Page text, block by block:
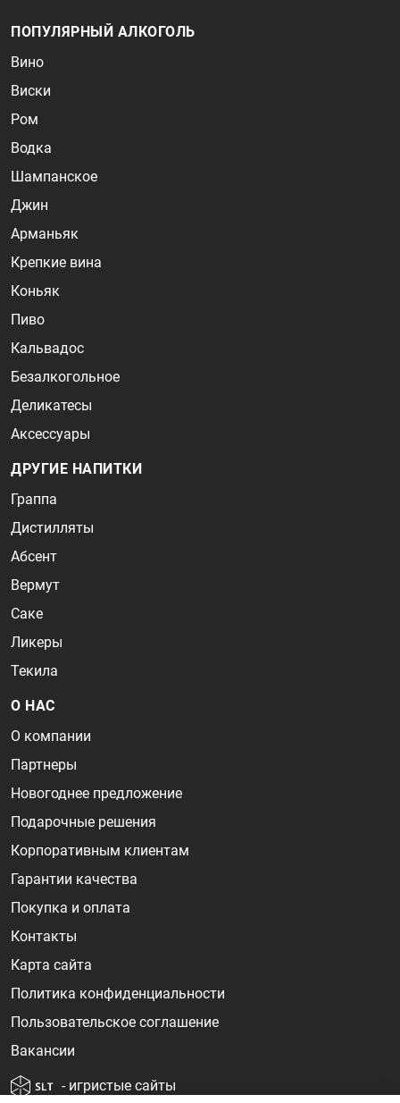
ПОПУЛЯРНЫЙ АЛКОГОЛЬ
Вино
Виски
Ром
Водка
Шампанское
Джин
Арманьяк
Крепкие вина
Коньяк
Пиво
Кальвадос
Безалкогольное
Деликатесы
Аксессуары
ДРУГИЕ НАПИТКИ
Граппа
Дистилляты
Абсент
Вермут
Саке
Ликеры
Текила
О НАС
О компании
Партнеры
Новогоднее предложение
Подарочные решения
Корпоративным клиентам
Гарантии качества
Покупка и оплата
Контакты
Карта сайта
Политика конфиденциальности
Пользовательское соглашение
Вакансии
- игристые сайты